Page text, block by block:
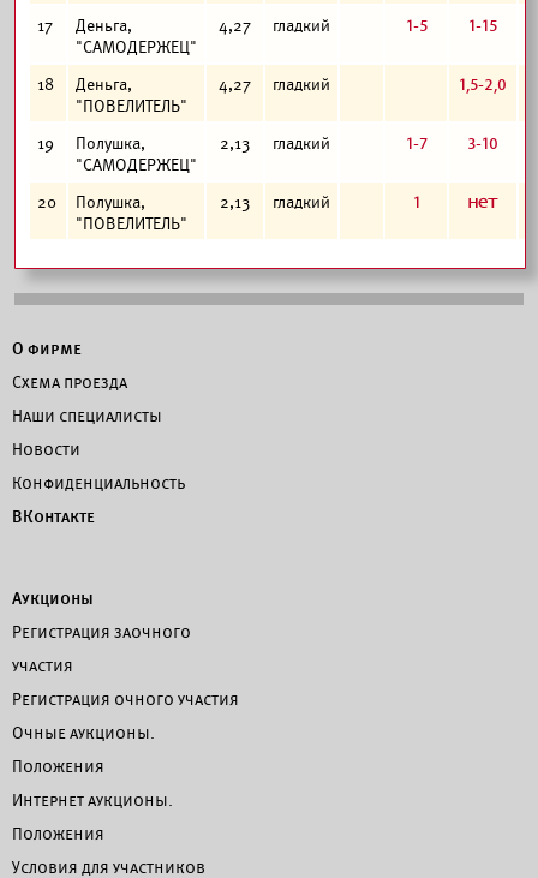
17
Деньга,
"САМОДЕРЖЕЦ"
4,27 гладкий 1-5 1-15
18
Деньга,
"ПОВЕЛИТЕЛЬ"
4,27 гладкий 1,5-2,0
19
Полушка,
"САМОДЕРЖЕЦ"
2,13 гладкий 1-7 3-10
20
Полушка,
"ПОВЕЛИТЕЛЬ"
2,13 гладкий 1 а
О фирме
Схема проезда
Наши специалисты
Новости
Конфиденциальность
ВКонтакте
Аукционы
Регистрация заочного
участия
Регистрация очного участия
Очные аукционы.
Положения
Интернет аукционы.
Положения
Условия для участников